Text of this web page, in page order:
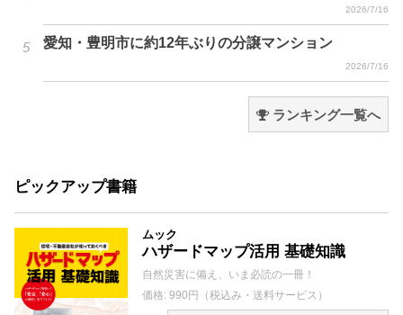
2026/7/16
愛知・豊明市に約12年ぶりの分譲マンション
2026/7/16
ランキング一覧へ
ピックアップ書籍
ムック
ハザードマップ活用 基礎知識
自然災害に備え、いま必読の一冊！
価格: 990円（税込み・送料サービス）